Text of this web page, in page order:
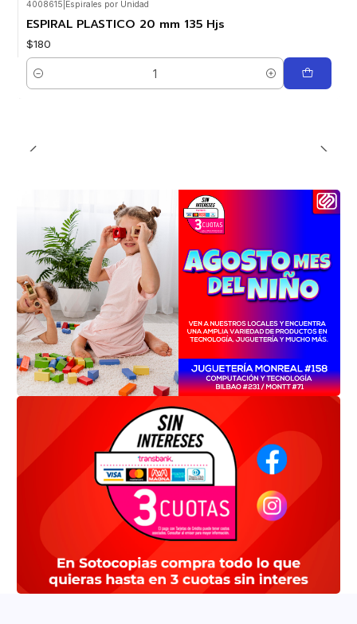
4008615 Espirales por Unidad
ESPIRAL PLASTICO 20 mm 135 Hjs
$180
Cantidad